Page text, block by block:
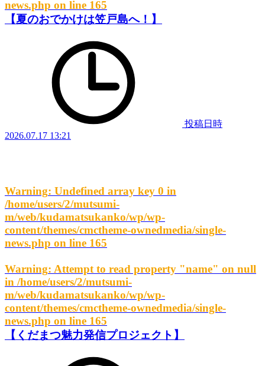
news.php on line 165
【夏のおでかけは笠戸島へ！】
投稿日時
2026.07.17 13:21
Warning: Undefined array key 0 in
/home/users/2/mutsumi-
m/web/kudamatsukanko/wp/wp-
content/themes/cmctheme-ownedmedia/single-
news.php on line 165
Warning: Attempt to read property "name" on null
in /home/users/2/mutsumi-
m/web/kudamatsukanko/wp/wp-
content/themes/cmctheme-ownedmedia/single-
news.php on line 165
【くだまつ魅力発信プロジェクト】